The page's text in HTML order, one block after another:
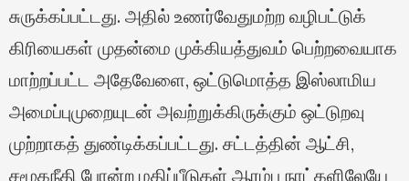
சுருக்கப்பட்டது. அதில் உணர்வேதுமற்ற வழிபட்டுக்
கிரியைகள் முதன்மை முக்கியத்துவம் பெற்றவையாக
மாற்றப்பட்ட அதேவேளை, ஒட்டுமொத்த இஸ்லாமிய
அமைப்புமுறையுடன் அவற்றுக்கிருக்கும் ஒட்டுறவு
முற்றாகத் துண்டிக்கப்பட்டது. சட்டத்தின் ஆட்சி,
சமூகநீதி போன்ற மதிப்பீடுகள் ஆரம்ப நாட்களிலேயே